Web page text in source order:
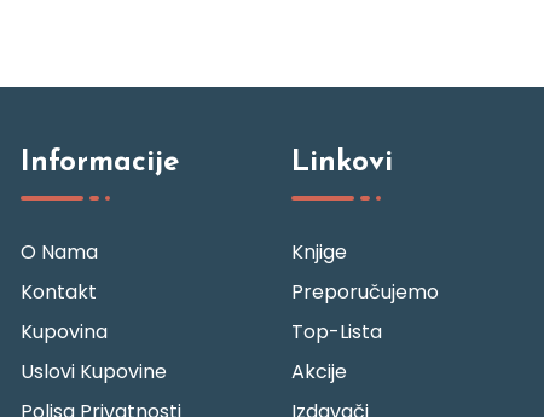
Informacije
O Nama
Kontakt
Kupovina
Uslovi Kupovine
Linkovi
Knjige
Preporučujemo
Top-Lista
Akcije